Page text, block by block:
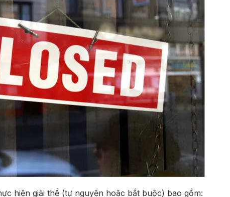
hiện giải thể (tự nguyện hoặc bắt buộc) bao gồm: